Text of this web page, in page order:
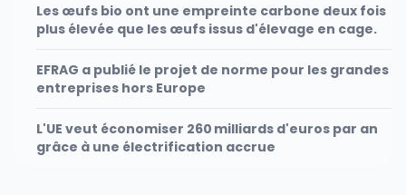
Les œufs bio ont une empreinte carbone deux fois
plus élevée que les œufs issus d'élevage en cage.
EFRAG a publié le projet de norme pour les grandes
entreprises hors Europe
L'UE veut économiser 260 milliards d'euros par an
grâce à une électrification accrue